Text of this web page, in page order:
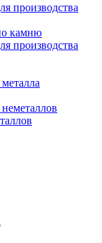
производства
камню
производства